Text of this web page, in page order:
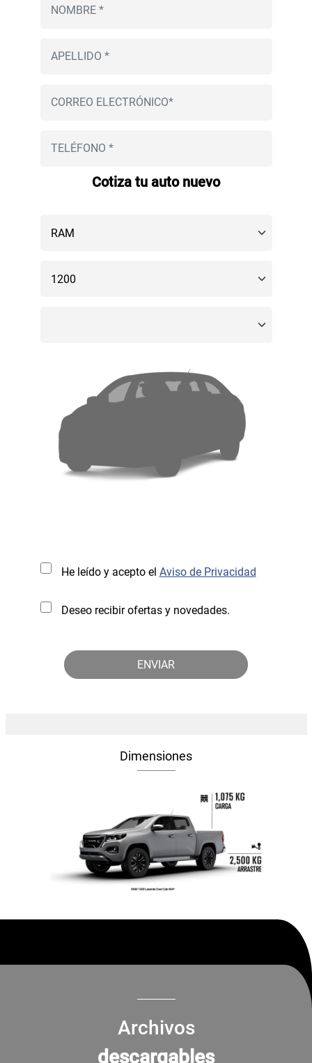
Cotiza tu auto nuevo
He leído y acepto el Aviso de Privacidad
Deseo recibir ofertas y novedades.
Dimensiones
Archivos
descargables